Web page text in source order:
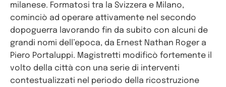
milanese. Formatosi tra la Svizzera e Milano,
cominciò ad operare attivamente nel secondo
dopoguerra lavorando fin da subito con alcuni de
grandi nomi dell’epoca, da Ernest Nathan Roger a
Piero Portaluppi. Magistretti modificò fortemente il
volto della città con una serie di interventi
contestualizzati nel periodo della ricostruzione